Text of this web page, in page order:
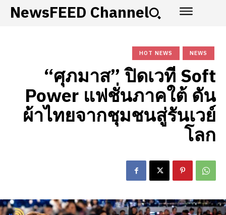
NewsFEED Channel
HOT NEWS NEWS
“ศุภมาส” ปิดเวที Soft
Power แฟชั่นภาคใต้ ดัน
ผ้าไทยจากชุมชนสู่รันเวย์
โลก